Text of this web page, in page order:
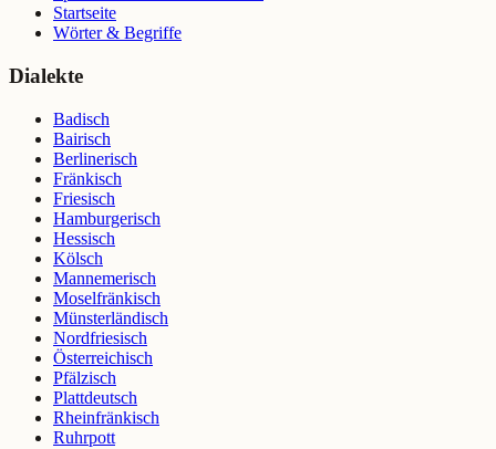
Startseite
Wörter & Begriffe
Dialekte
Badisch
Bairisch
Berlinerisch
Fränkisch
Friesisch
Hamburgerisch
Hessisch
Kölsch
Mannemerisch
Moselfränkisch
Münsterländisch
Nordfriesisch
Österreichisch
Pfälzisch
Plattdeutsch
Rheinfränkisch
Ruhrpott